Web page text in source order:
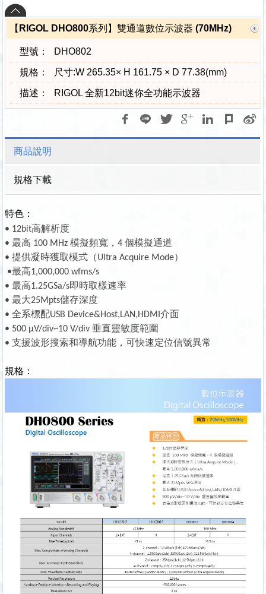
【RIGOL DHO800系列】雙通道數位示波器 (70MHz)
型號： DHO802
規格： 尺寸:W 265.35× H 161.75 × D 77.38(mm)
描述： RIGOL 全新12bit迷你全功能示波器
商品說明
規格下載
特色：
• 12bit高解析度
• 最高 100 MHz 模擬頻寬，4 個模擬通道
• 提供凝時獲取模式（Ultra Acquire Mode）
•最高1,000,000 wfms/s
• 最高1.25GSa/s即時取樣速率
• 最大25Mpts儲存深度
• 全系標配USB Device&Host,LAN,HDMI介面
• 500 μV/div~10 V/div 垂直靈敏度範圍
• 支援波形搜索和導航功能，可快速定位信號異常
規格：